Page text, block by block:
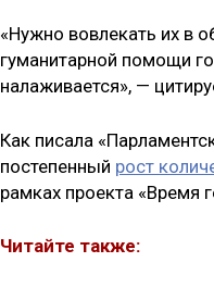
«Нужно вовлекать их в
гуманитарной помощи
налаживается», —
Как писала
постепенный рост
рамках проекта «Время
Читайте также: